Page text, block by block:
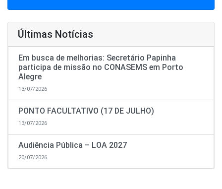
Últimas Notícias
Em busca de melhorias: Secretário Papinha
participa de missão no CONASEMS em Porto
Alegre
13/07/2026
PONTO FACULTATIVO (17 DE JULHO)
13/07/2026
Audiência Pública – LOA 2027
20/07/2026